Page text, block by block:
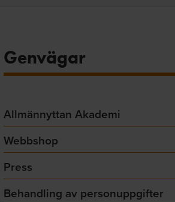
Genvägar
Allmännyttan Akademi
Webbshop
Press
Behandling av personuppgifter